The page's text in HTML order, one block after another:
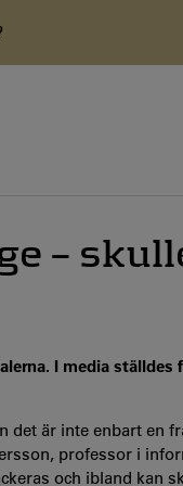
–
I media ställdes
det är inte enbart en
professor i
och ibland kan